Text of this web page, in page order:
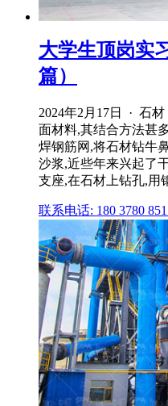
大学生顶岗实
篇）
2024年2月17日 · 石
面材料,其结合方法甚
焊钢筋网,将石材钻牛
沙浆,近些年来兴起了
支座,在石材上钻孔,用
联系电话: 180 3780